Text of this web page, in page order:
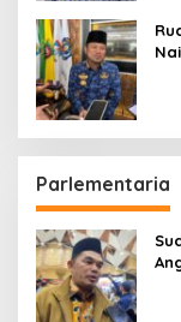
Parlementaria